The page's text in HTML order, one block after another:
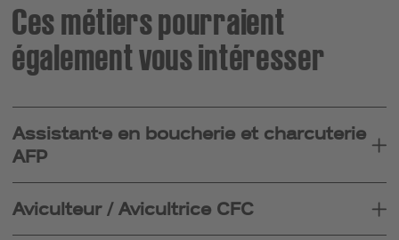
Ces métiers pourraient
également vous intéresser
Assistant·e en boucherie et charcuterie
AFP
Aviculteur / Avicultrice CFC